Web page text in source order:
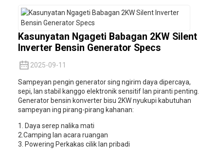
Kasunyatan Ngageti Babagan 2KW Silent
Inverter Bensin Generator Specs
2025-09-11
Sampeyan pengin generator sing ngirim daya dipercaya,
sepi, lan stabil kanggo elektronik sensitif lan piranti penting.
Generator bensin konverter bisu 2KW nyukupi kabutuhan
sampeyan ing pirang-pirang kahanan:
1. Daya serep nalika mati
2.Camping lan acara ruangan
3. Powering Perkakas cilik lan pribadi